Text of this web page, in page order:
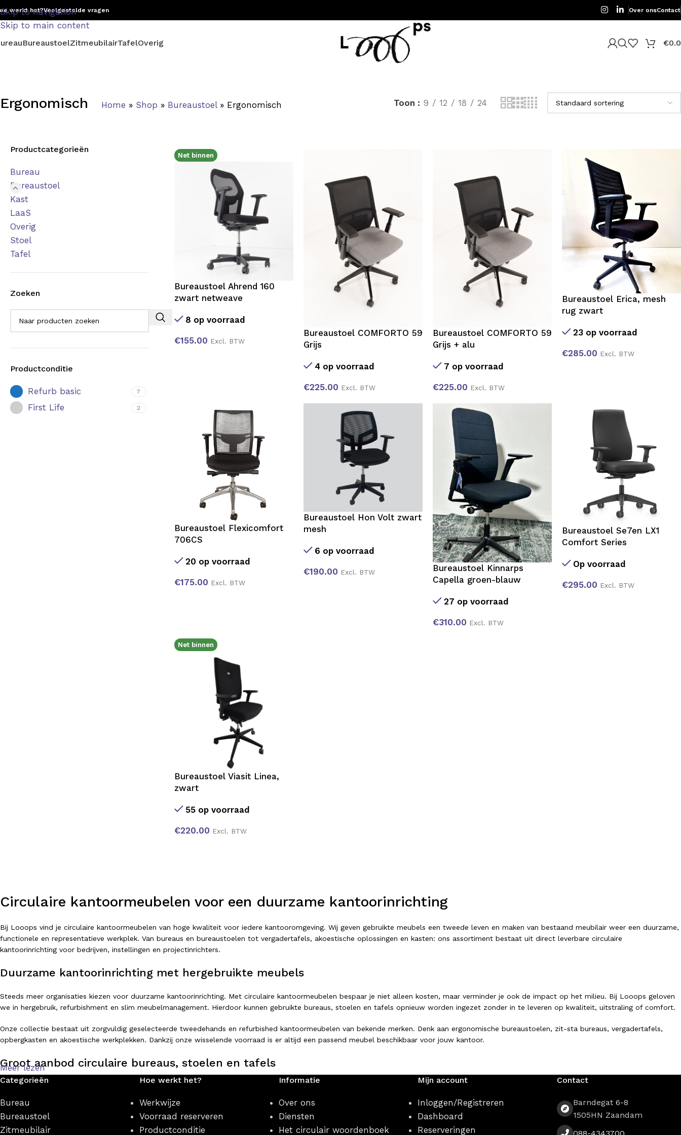
Skip to navigation
Skip to main content
werkt het?Veelgestelde vragen Over onsContact
BureaustoelZitmeubilairTafelOverig €
Ergonomisch Home » Shop » Bureaustoel» Ergonomisch Toon 9 12 18 24
Productcategorieën
Bureau
Bureaustoel
Kast
LaaS
Overig
Stoel
Tafel
Zoeken
Productconditie
Refurb basic 7
First Life 2
Net binnen
Bureaustoel Ahrend 160
zwart netweave
8 op voorraad
€155.00 Excl. BTW
Bureaustoel COMFORTO 59
Grijs
4 op voorraad
€225.00 Excl. BTW
Bureaustoel COMFORTO 59
Grijs + alu
7 op voorraad
€225.00 Excl. BTW
Bureaustoel Erica, mesh
rug zwart
23 op voorraad
€285.00 Excl. BTW
Bureaustoel Flexicomfort
706CS
20 op voorraad
€175.00 Excl. BTW
Bureaustoel Hon Volt zwart
mesh
6 op voorraad
€190.00 Excl. BTW
Bureaustoel Kinnarps
Capella groen-blauw
27 op voorraad
€310.00 Excl. BTW
Bureaustoel Se7en LX1
Comfort Series
Op voorraad
€295.00 Excl. BTW
Net binnen
Bureaustoel Viasit Linea,
zwart
55 op voorraad
€220.00 Excl. BTW
Circulaire kantoormeubelen voor een duurzame kantoorinrichting
Bij Looops vind je circulaire kantoormeubelen van hoge kwaliteit voor iedere kantooromgeving. Wij geven gebruikte meubels een tweede leven en maken van bestaand meubilair weer een duurzame,
functionele en representatieve werkplek. Van bureaus en bureaustoelen tot vergadertafels, akoestische oplossingen en kasten: ons assortiment bestaat uit direct leverbare circulaire
kantoorinrichting voor bedrijven, instellingen en projectinrichters.
Duurzame kantoorinrichting met hergebruikte meubels
Steeds meer organisaties kiezen voor duurzame kantoorinrichting. Met circulaire kantoormeubelen bespaar je niet alleen kosten, maar verminder je ook de impact op het milieu. Bij Looops geloven
we in hergebruik, refurbishment en slim meubelmanagement. Hierdoor kunnen gebruikte bureaus, stoelen en tafels opnieuw worden ingezet zonder in te leveren op kwaliteit, uitstraling of comfort.
Onze collectie bestaat uit zorgvuldig geselecteerde tweedehands en refurbished kantoormeubelen van bekende merken. Denk aan ergonomische bureaustoelen, zit-sta bureaus, vergadertafels,
opbergkasten en akoestische werkplekken. Dankzij onze wisselende voorraad is er altijd een passend meubel beschikbaar voor jouw kantoor.
Groot aanbod circulaire bureaus, stoelen en tafels
Of je nu op zoek bent naar een ergonomische bureaustoel, een verstelbaar bureau of een complete vergaderopstelling: bij Looops vind je een breed assortiment circulaire kantoormeubelen. Onze
producten zijn direct leverbaar en beschikbaar in verschillende stijlen, afmetingen en uitvoeringen.
Populaire categorieën binnen onze webshop zijn:
Meer lezen
Categorieën
Bureau
Bureaustoel
Zitmeubilair
Hoe werkt het?
Werkwijze
Voorraad reserveren
Productconditie
Informatie
Over ons
Diensten
Het circulair woordenboek
Mijn account
Inloggen/Registreren
Dashboard
Reserveringen
Contact
Barndegat 6-8
1505HN Zaandam